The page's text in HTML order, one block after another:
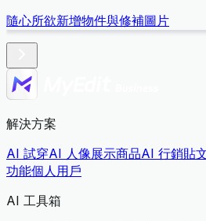
隨心所欲新增物件與修補圖片
解決方案
AI 試穿AI 人像展示商品AI 行銷貼
功能個人用戶
AI 工具箱